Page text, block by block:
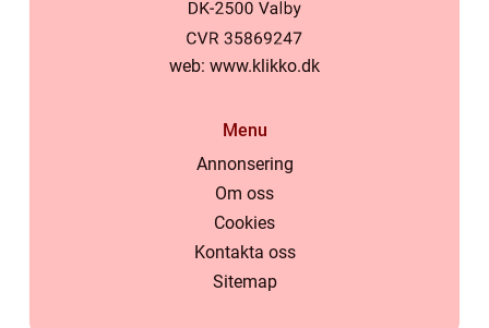
web: www.klikko.dk
Menu
Annonsering
Om oss
Cookies
Kontakta oss
Sitemap